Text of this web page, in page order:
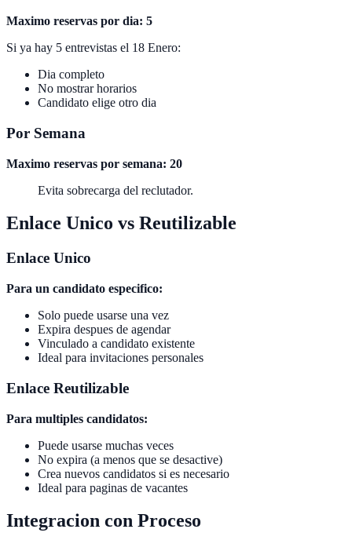
Maximo reservas por dia: 5
Si ya hay 5 entrevistas el 18 Enero:
Dia completo
No mostrar horarios
Candidato elige otro dia
Por Semana
Maximo reservas por semana: 20
Evita sobrecarga del reclutador.
Enlace Unico vs Reutilizable
Enlace Unico
Para un candidato especifico:
Solo puede usarse una vez
Expira despues de agendar
Vinculado a candidato existente
Ideal para invitaciones personales
Enlace Reutilizable
Para multiples candidatos:
Puede usarse muchas veces
No expira (a menos que se desactive)
Crea nuevos candidatos si es necesario
Ideal para paginas de vacantes
Integracion con Proceso